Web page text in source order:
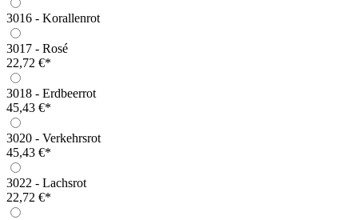
3016 - Korallenrot
3017 - Rosé
22,72 €*
3018 - Erdbeerrot
45,43 €*
3020 - Verkehrsrot
45,43 €*
3022 - Lachsrot
22,72 €*